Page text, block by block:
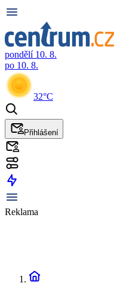
pondělí 10. 8.
po 10. 8.
32°C
Přihlášení
Reklama